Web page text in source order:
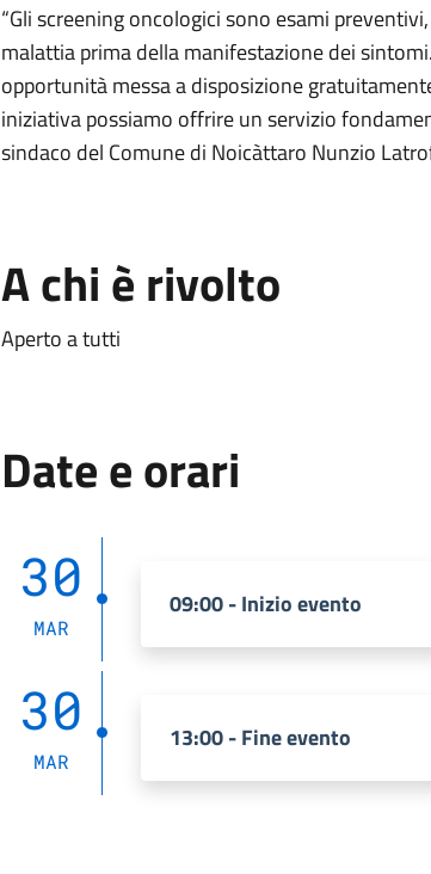
“Gli screening oncologici sono esami
malattia prima della manifestazione dei
opportunità messa a disposizione
iniziativa possiamo offrire un servizio
sindaco del Comune di Noicàttaro Nunzio
A chi è rivolto
Aperto a tutti
Date e orari
30
MAR
09:00 - Inizio evento
30
MAR
13:00 - Fine evento